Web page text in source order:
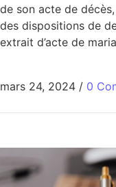
de son acte de
des dispositions de
extrait d’acte de
mars 24, 2024 / 0